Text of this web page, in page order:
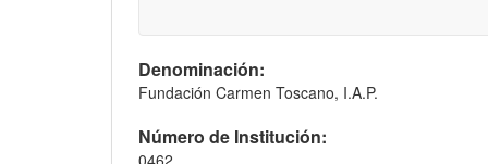
Denominación:
Fundación Carmen Toscano, I.A.P.
Número de Institución:
0462